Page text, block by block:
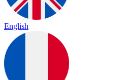
English